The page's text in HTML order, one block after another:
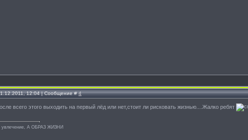
12:04 | Сообщение #4
всего этого выходить на первый лёд или нет,стоит ли рисковать жизнью....Жалко ребят
увлечение, А ОБРАЗ ЖИЗНИ